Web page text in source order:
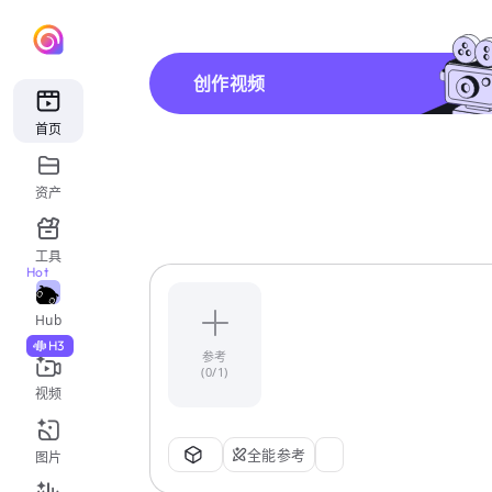
首页
资产
工具
Hub
Hot
视频
H3
图片
创作视频
参考
(0/1)
全能参考